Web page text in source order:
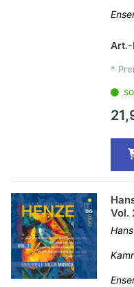
Art.-
*
Vol.